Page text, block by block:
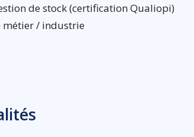
de stock (certification Qualiopi)
métier / industrie